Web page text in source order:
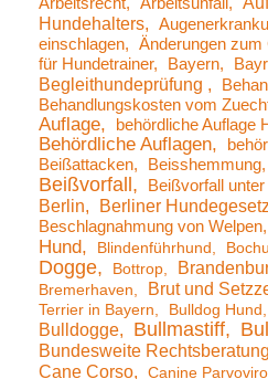
Hundehalters
einschlagen
Änderungen
für Hundetrainer
Bayern
Begleithundeprüfung
Behandlungskosten vom
Auflage
behördliche Auflage
Behördliche Auflagen
Beißattacken
Beisshemmung
Beißvorfall Beißvorfall
Berlin
Berliner Hundegesetz
Beschlagnahmung von Welpen
Hund
Blindenführhund
Dogge
Bottrop
Bremerhaven
Brut und
Terrier in Bayern
Bulldog Hund
Bulldogge Bullmastiff
Bundesweite Rechtsberatung
Cane Corso Canine